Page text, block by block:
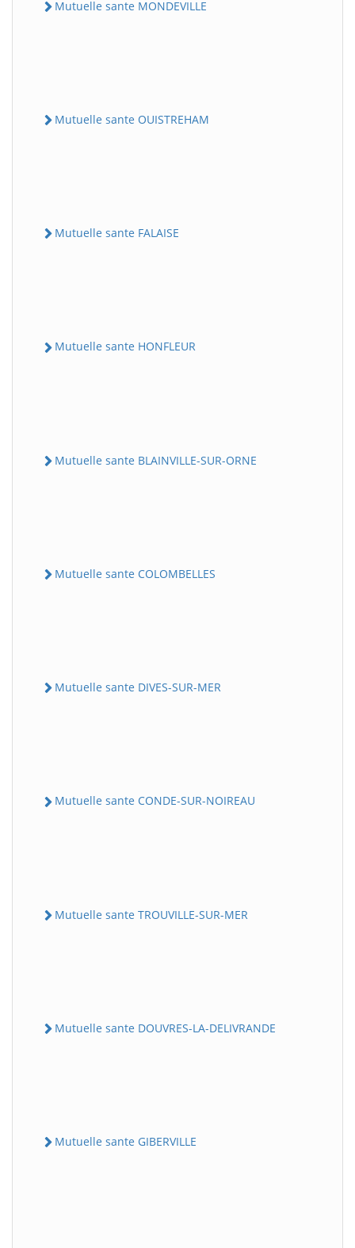
Mutuelle sante MONDEVILLE
Mutuelle sante OUISTREHAM
Mutuelle sante FALAISE
Mutuelle sante HONFLEUR
Mutuelle sante BLAINVILLE-SUR-ORNE
Mutuelle sante COLOMBELLES
Mutuelle sante DIVES-SUR-MER
Mutuelle sante CONDE-SUR-NOIREAU
Mutuelle sante TROUVILLE-SUR-MER
Mutuelle sante DOUVRES-LA-DELIVRANDE
Mutuelle sante GIBERVILLE